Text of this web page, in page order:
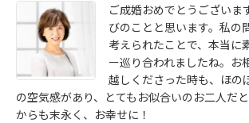
ご成婚おめでとうございま
びのことと思います。私の
考えられたことで、本当に
ー巡り合われましたね。お
越しくださった時も、ほの
の空気感があり、とてもお似合いのお二人だ
からも末永く、お幸せに！